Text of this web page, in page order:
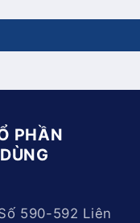
PHẦN
590-592 Liên